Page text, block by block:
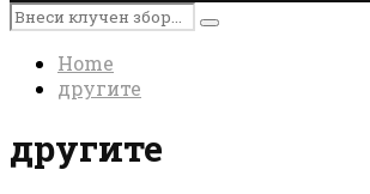
Search
for:
Search
Home
другите
другите